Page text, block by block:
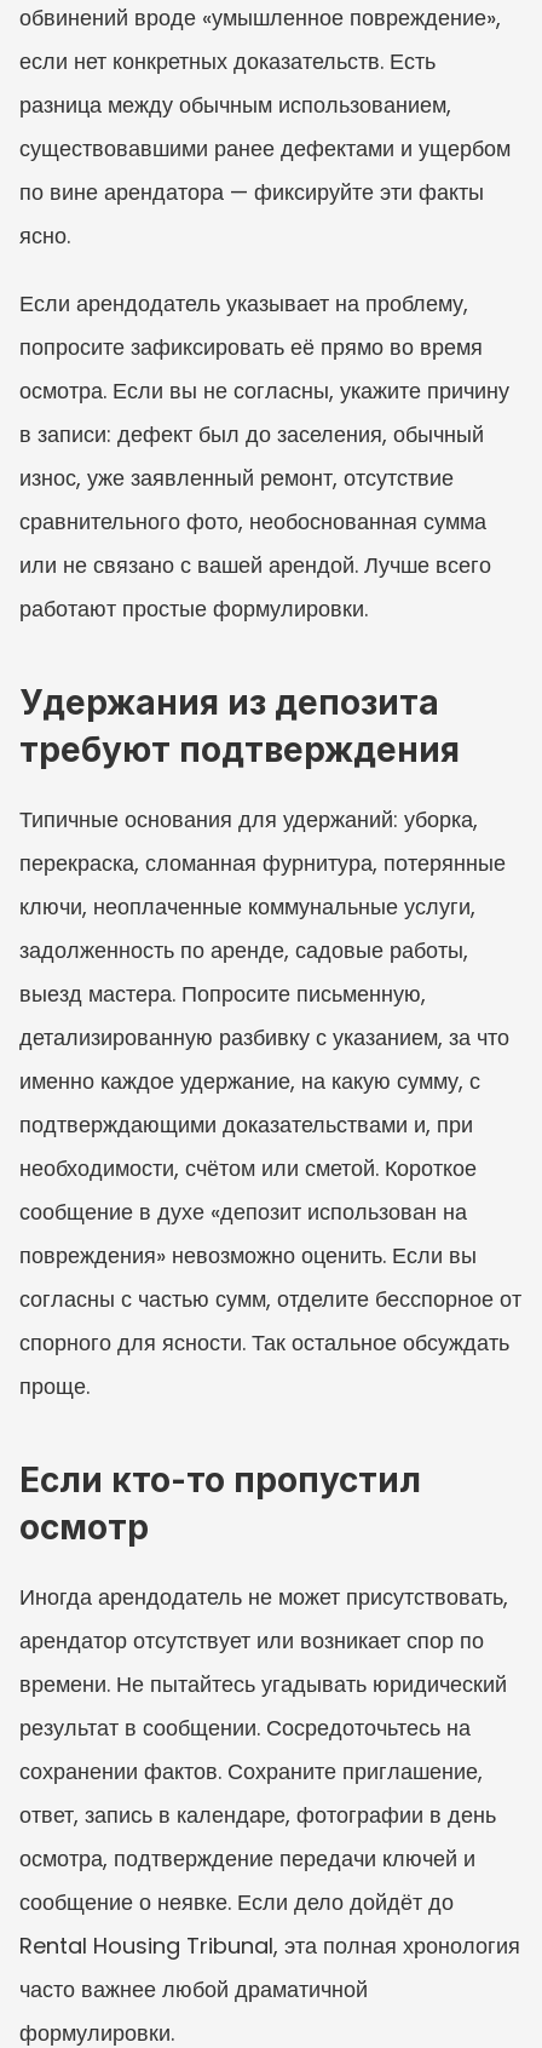
обвинений вроде «умышленное повреждение»,
если нет конкретных доказательств. Есть
разница между обычным использованием,
существовавшими ранее дефектами и ущербом
по вине арендатора — фиксируйте эти факты
ясно.
Если арендодатель указывает на проблему,
попросите зафиксировать её прямо во время
осмотра. Если вы не согласны, укажите причину
в записи: дефект был до заселения, обычный
износ, уже заявленный ремонт, отсутствие
сравнительного фото, необоснованная сумма
или не связано с вашей арендой. Лучше всего
работают простые формулировки.
Удержания из депозита
требуют подтверждения
Типичные основания для удержаний: уборка,
перекраска, сломанная фурнитура, потерянные
ключи, неоплаченные коммунальные услуги,
задолженность по аренде, садовые работы,
выезд мастера. Попросите письменную,
детализированную разбивку с указанием, за что
именно каждое удержание, на какую сумму, с
подтверждающими доказательствами и, при
необходимости, счётом или сметой. Короткое
сообщение в духе «депозит использован на
повреждения» невозможно оценить. Если вы
согласны с частью сумм, отделите бесспорное от
спорного для ясности. Так остальное обсуждать
проще.
Если кто-то пропустил
осмотр
Иногда арендодатель не может присутствовать,
арендатор отсутствует или возникает спор по
времени. Не пытайтесь угадывать юридический
результат в сообщении. Сосредоточьтесь на
сохранении фактов. Сохраните приглашение,
ответ, запись в календаре, фотографии в день
осмотра, подтверждение передачи ключей и
сообщение о неявке. Если дело дойдёт до
Rental Housing Tribunal, эта полная хронология
часто важнее любой драматичной
формулировки.